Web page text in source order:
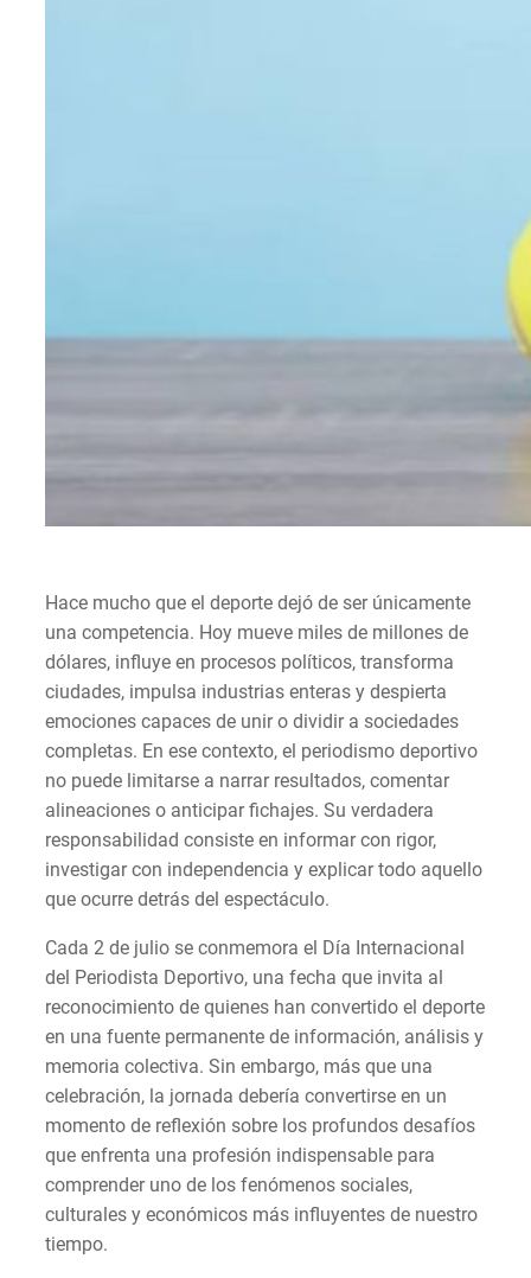
Hace mucho que el deporte dejó de ser únicamente
una competencia. Hoy mueve miles de millones de
dólares, influye en procesos políticos, transforma
ciudades, impulsa industrias enteras y despierta
emociones capaces de unir o dividir a sociedades
completas. En ese contexto, el periodismo deportivo
no puede limitarse a narrar resultados, comentar
alineaciones o anticipar fichajes. Su verdadera
responsabilidad consiste en informar con rigor,
investigar con independencia y explicar todo aquello
que ocurre detrás del espectáculo.
Cada 2 de julio se conmemora el Día Internacional
del Periodista Deportivo, una fecha que invita al
reconocimiento de quienes han convertido el deporte
en una fuente permanente de información, análisis y
memoria colectiva. Sin embargo, más que una
celebración, la jornada debería convertirse en un
momento de reflexión sobre los profundos desafíos
que enfrenta una profesión indispensable para
comprender uno de los fenómenos sociales,
culturales y económicos más influyentes de nuestro
tiempo.